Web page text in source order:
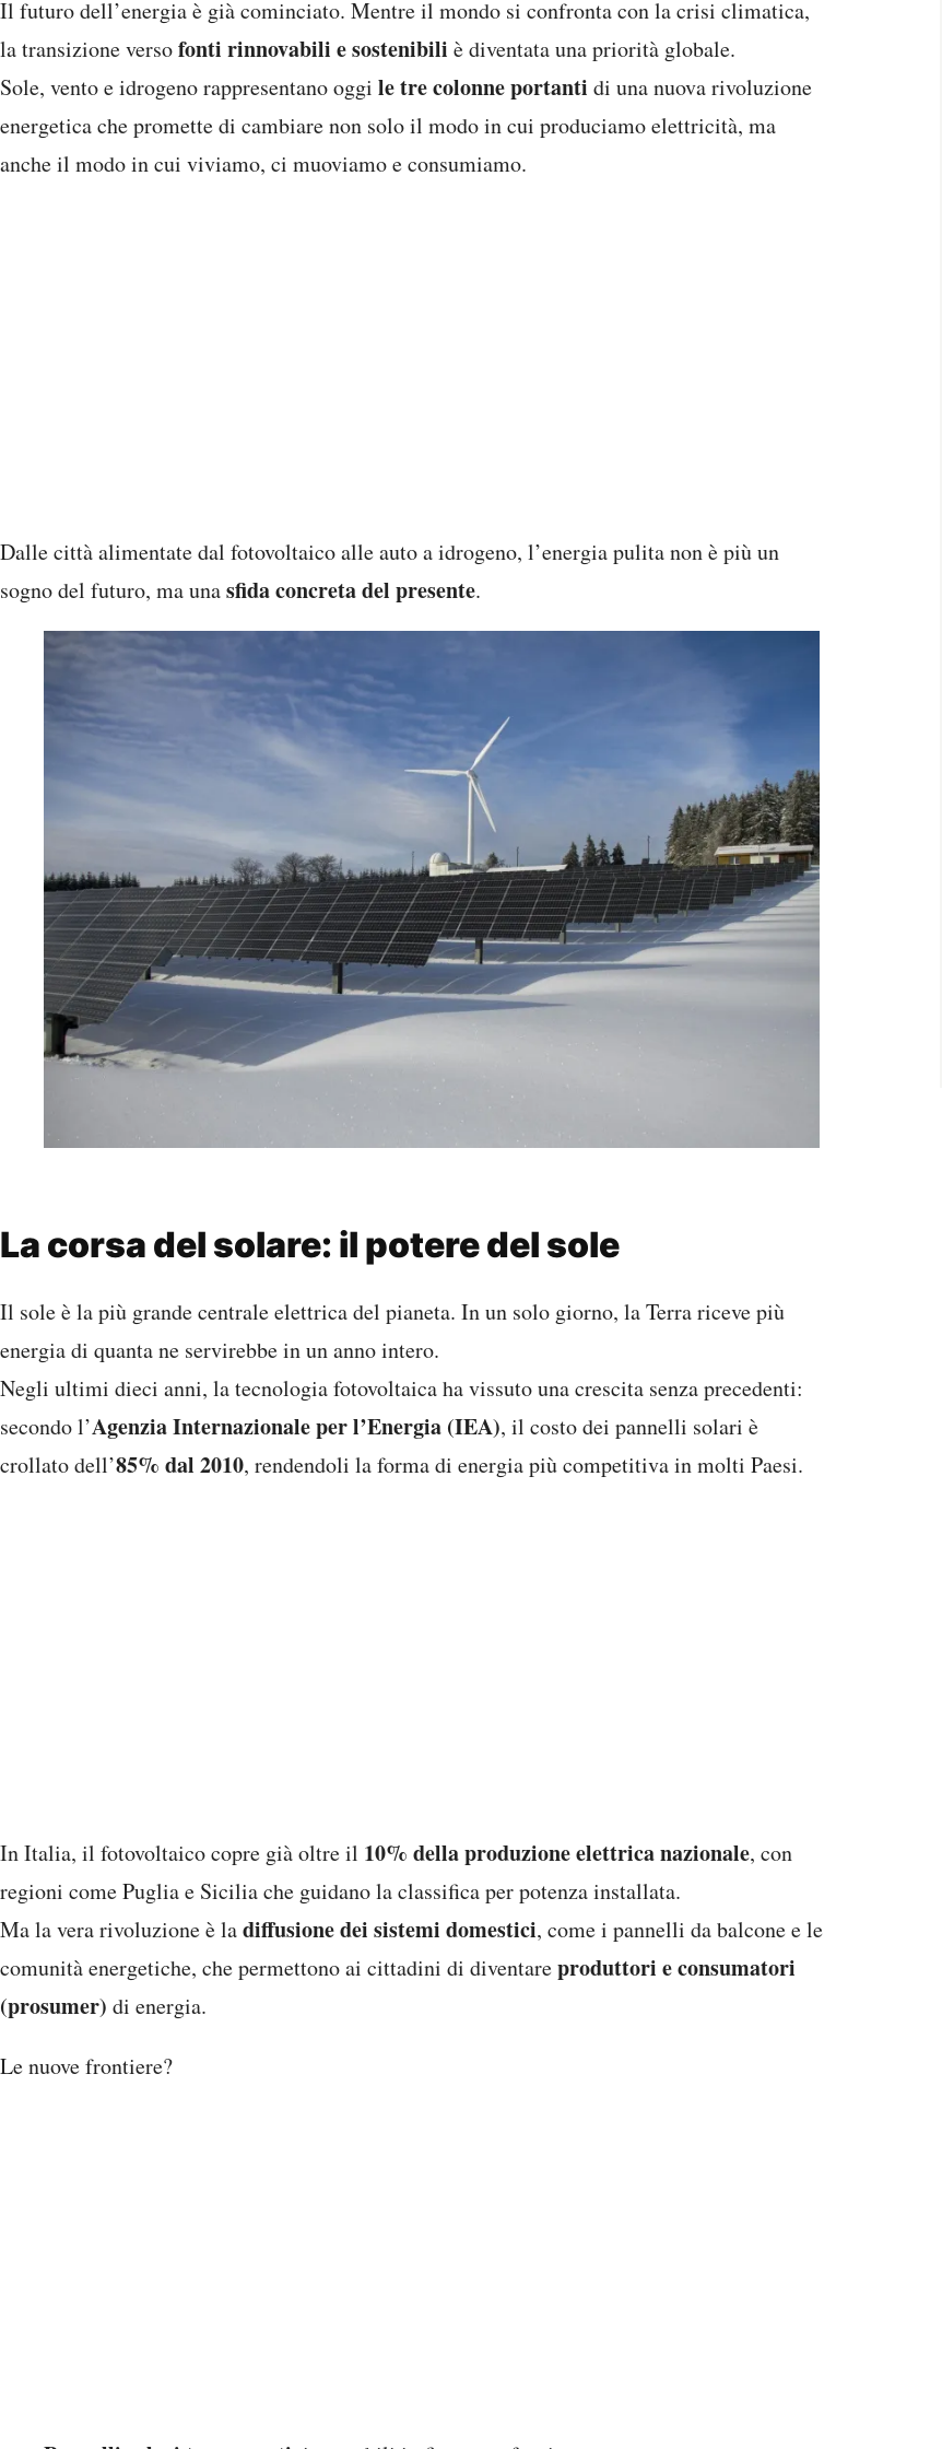
Il futuro dell’energia è già cominciato. Mentre il mondo si confronta con la crisi climatica,
la transizione versofonti rinnovabili e sostenibili è diventata una priorità globale.
Sole, vento e idrogeno rappresentano oggi le tre colonne portanti di una nuova rivoluzione
energetica che promette di cambiare non solo il modo in cui produciamo elettricità, ma
anche il modo in cui viviamo, ci muoviamo e consumiamo.
Dalle città alimentate dal fotovoltaico alle auto a idrogeno, l’energia pulita non è più un
sogno del futuro, ma unasfida concreta del presente.
La corsa del solare: il potere del sole
Il sole è la più grande centrale elettrica del pianeta. In un solo giorno, la Terra riceve più
energia di quanta ne servirebbe in un anno intero.
Negli ultimi dieci anni, la tecnologia fotovoltaica ha vissuto una crescita senza precedenti:
secondo l’Agenzia Internazionale per l’Energia (IEA), il costo dei pannelli solari è
crollato dell’85% dal 2010, rendendoli la forma di energia più competitiva in molti Paesi.
In Italia, il fotovoltaico copre già oltre il 10% della produzione elettrica nazionale, con
regioni come Puglia e Sicilia che guidano la classifica per potenza installata.
Ma la vera rivoluzione è ladiffusione dei sistemi domestici, come i pannelli da balcone e le
comunità energetiche, che permettono ai cittadini di diventareproduttori e consumatori
(prosumer) di energia.
Le nuove frontiere?